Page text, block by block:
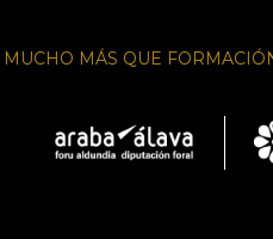
MUCHO MÁS QUE